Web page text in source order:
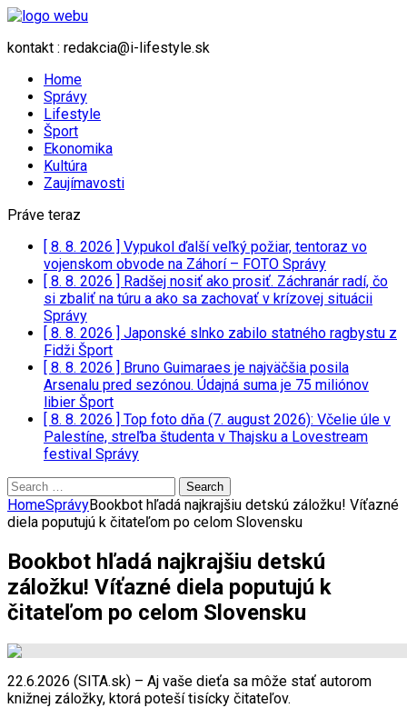
kontakt : redakcia@i-lifestyle.sk
Home
Správy
Lifestyle
Šport
Ekonomika
Kultúra
Zaujímavosti
Práve teraz
[ 8. 8. 2026 ] Vypukol ďalší veľký požiar, tentoraz vo
vojenskom obvode na Záhorí – FOTO Správy
[ 8. 8. 2026 ] Radšej nosiť ako prosiť. Záchranár radí, čo
si zbaliť na túru a ako sa zachovať v krízovej situácii
Správy
[ 8. 8. 2026 ] Japonské slnko zabilo statného ragbystu z
Fidži Šport
[ 8. 8. 2026 ] Bruno Guimaraes je najväčšia posila
Arsenalu pred sezónou. Údajná suma je 75 miliónov
libier Šport
[ 8. 8. 2026 ] Top foto dňa (7. august 2026): Včelie úle v
Palestíne, streľba študenta v Thajsku a Lovestream
festival Správy
Search
for:
HomeSprávyBookbot hľadá najkrajšiu detskú záložku! Víťazné
diela poputujú k čitateľom po celom Slovensku
Bookbot hľadá najkrajšiu detskú
záložku! Víťazné diela poputujú k
čitateľom po celom Slovensku
22.6.2026 (SITA.sk) – Aj vaše dieťa sa môže stať autorom
knižnej záložky, ktorá poteší tisícky čitateľov.